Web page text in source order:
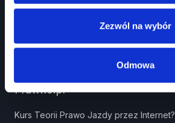
Zezwól na wybór
Odmowa
Prawko.pl
Kurs Teorii Prawo Jazdy przez Internet?